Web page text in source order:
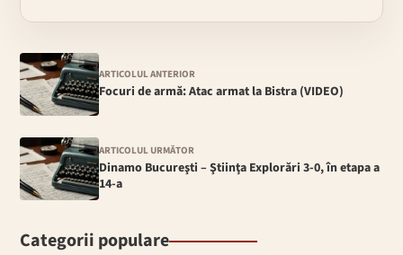
ARTICOLUL ANTERIOR
Focuri de armă: Atac armat la Bistra (VIDEO)
ARTICOLUL URMĂTOR
Dinamo Bucureşti – Ştiinţa Explorări 3-0, în etapa a
14-a
Categorii populare